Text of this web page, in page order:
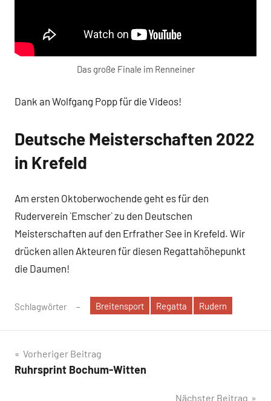
Das große Finale im Renneiner
Dank an Wolfgang Popp für die Videos!
Deutsche Meisterschaften 2022
in Krefeld
Am ersten Oktoberwochende geht es für den
Ruderverein `Emscher` zu den Deutschen
Meisterschaften auf den Erfrather See in Krefeld. Wir
drücken allen Akteuren für diesen Regattahöhepunkt
die Daumen!
Schlagwörter Breitensport Regatta Rudern
Beitragsnavigation
Vorheriger Beitrag
Ruhrsprint Bochum-Witten
Nächster Beitrag